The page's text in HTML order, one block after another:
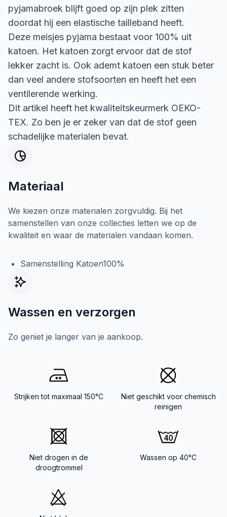
pyjamabroek blijft goed op zijn plek zitten
doordat hij een elastische tailleband heeft.
Deze meisjes pyjama bestaat voor 100% uit
katoen. Het katoen zorgt ervoor dat de stof
lekker zacht is. Ook ademt katoen een stuk beter
dan veel andere stofsoorten en heeft het een
ventilerende werking.
Dit artikel heeft het kwaliteitskeurmerk OEKO-
TEX. Zo ben je er zeker van dat de stof geen
schadelijke materialen bevat.
Materiaal
We kiezen onze materialen zorgvuldig. Bij het
samenstellen van onze collecties letten we op de
kwaliteit en waar de materialen vandaan komen.
Samenstelling Katoen100%
Wassen en verzorgen
Zo geniet je langer van je aankoop.
Strijken tot maximaal 150°C
Niet geschikt voor chemisch
reinigen
Niet drogen in de
droogtrommel
Wassen op 40°C